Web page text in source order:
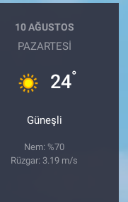
10 AĞUSTOS
PAZARTESI
24°
Güneşli
Nem: %70
Rüzgar: 3.19 m/s